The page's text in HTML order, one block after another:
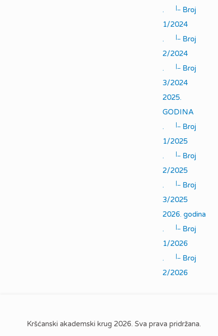
.
|_ Broj
1/2024
.
|_ Broj
2/2024
.
|_ Broj
3/2024
2025.
GODINA
.
|_ Broj
1/2025
.
|_ Broj
2/2025
.
|_ Broj
3/2025
2026. godina
.
|_ Broj
1/2026
.
|_ Broj
2/2026
Kršćanski akademski krug 2026. Sva prava pridržana.